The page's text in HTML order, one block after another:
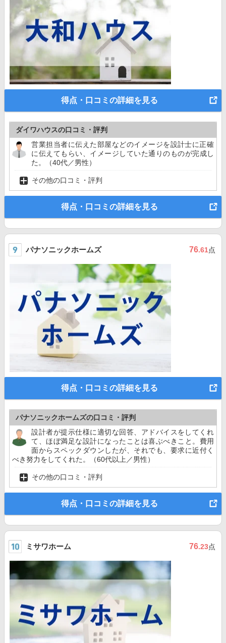
得点・口コミの詳細を見る
ダイワハウスの口コミ・評判
営業担当者に伝えた部屋などのイメージを設計士に正確
に伝えてもらい、イメージしていた通りのものが完成し
た。（40代／男性）
その他の口コミ・評判
得点・口コミの詳細を見る
パナソニックホームズ 76.61点
得点・口コミの詳細を見る
パナソニックホームズの口コミ・評判
設計者が提示仕様に適切な回答、アドバイスをしてくれ
て、ほぼ満足な設計になったことは喜ぶべきこと。費用
面からスペックダウンしたが、それでも、要求に近付く
べき努力をしてくれた。（60代以上／男性）
その他の口コミ・評判
得点・口コミの詳細を見る
ミサワホーム 76.23点